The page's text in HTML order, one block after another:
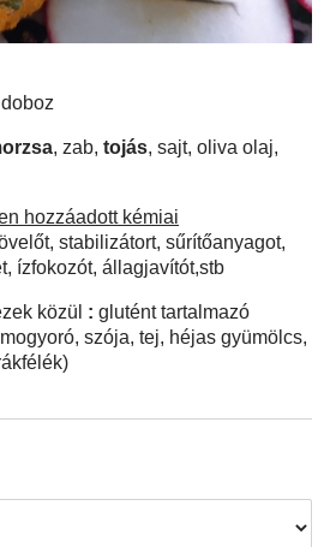
, zab, tojás, sajt, oliva olaj,
hozzáadott kémiai
stabilizátort, sűrítőanyagot,
ízfokozót, állagjavítót,stb
közül : glutént tartalmazó
szója, tej, héjas gyümölcs,